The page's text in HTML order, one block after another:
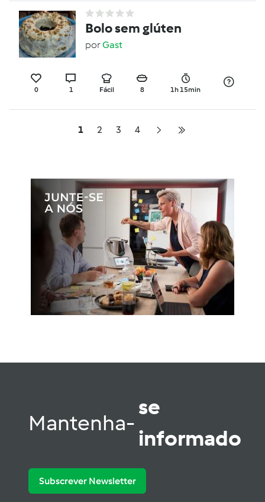
Bolo sem glúten
porGast
0 1 Fácil 8 1h 15min
1 2 3 4
Mantenha-
se
informado
Subscrever Newsletter